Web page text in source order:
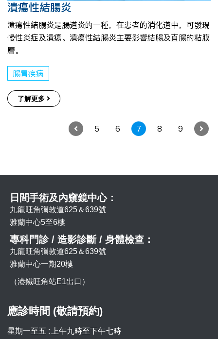
潰瘍性結腸炎
潰瘍性結腸炎是腸道炎的一種，在患者的消化道中，可發現
慢性炎症及潰瘍。潰瘍性結腸炎主要影響結腸及直腸的粘膜
層。
腸胃疾病
了解更多
5 6 7 8 9
日間手術及內窺鏡中心：
九龍旺角彌敦道625＆639號
雅蘭中心5至6樓
專科門診 / 造影診斷 / 身體檢查：
九龍旺角彌敦道625＆639號
雅蘭中心一期20樓
（港鐵旺角站E1出口）
應診時間 (敬請預約)
星期一至五 : 上午九時至下午七時